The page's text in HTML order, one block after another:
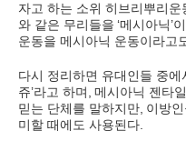
자고 하는 소위 히브리뿌리
와 같은 무리들을 ‘메시아닉’
운동을 메시아닉 운동이라고
다시 정리하면 유대인들 중
쥬’라고 하며 메시아닉 젠타
믿는 단체를 말하지만 이방
미할 때에도 사용된다